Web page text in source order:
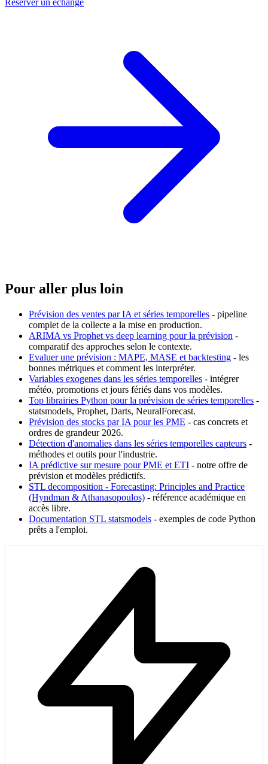
Réserver un échange
Pour aller plus loin
Prévision des ventes par IA et séries temporelles - pipeline
complet de la collecte a la mise en production.
ARIMA vs Prophet vs deep learning pour la prévision -
comparatif des approches selon le contexte.
Evaluer une prévision : MAPE, MASE et backtesting - les
bonnes métriques et comment les interpréter.
Variables exogenes dans les séries temporelles - intégrer
météo, promotions et jours fériés dans vos modèles.
Top librairies Python pour la prévision de séries temporelles -
statsmodels, Prophet, Darts, NeuralForecast.
Prévision des stocks par IA pour les PME - cas concrets et
ordres de grandeur 2026.
Détection d'anomalies dans les séries temporelles capteurs -
méthodes et outils pour l'industrie.
IA prédictive sur mesure pour PME et ETI - notre offre de
prévision et modèles prédictifs.
STL decomposition - Forecasting: Principles and Practice
(Hyndman & Athanasopoulos) - référence académique en
accès libre.
Documentation STL statsmodels - exemples de code Python
prêts a l'emploi.